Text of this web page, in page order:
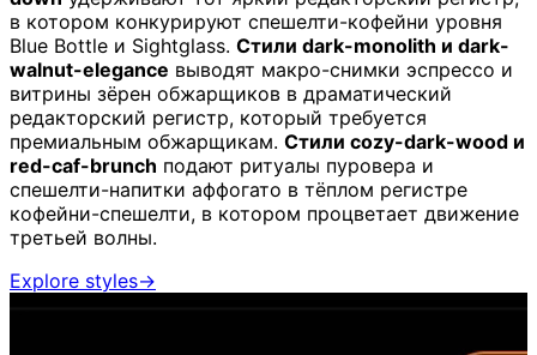
в котором конкурируют спешелти-кофейни уровня
Blue Bottle и Sightglass. Стили dark-monolith и dark-
walnut-elegance выводят макро-снимки эспрессо и
витрины зёрен обжарщиков в драматический
редакторский регистр, который требуется
премиальным обжарщикам. Стили cozy-dark-wood и
red-caf-brunch подают ритуалы пуровера и
спешелти-напитки аффогато в тёплом регистре
кофейни-спешелти, в котором процветает движение
третьей волны.
Explore styles→